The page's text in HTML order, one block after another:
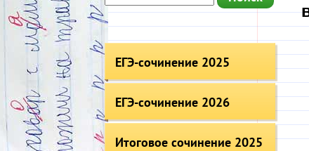
ЕГЭ-сочинение 2025
ЕГЭ-сочинение 2026
Итоговое сочинение 2025